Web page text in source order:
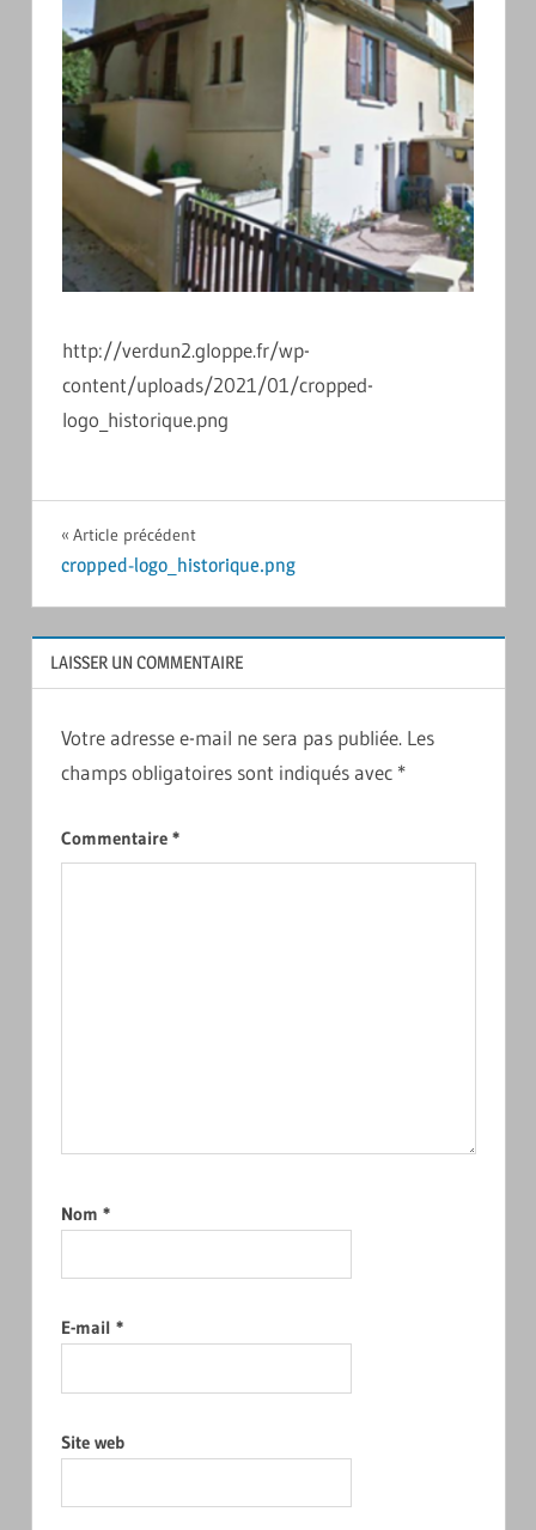
http://verdun2.gloppe.fr/wp-
content/uploads/2021/01/cropped-
logo_historique.png
Navigation
de
l’article
Article précédent
cropped-logo_historique.png
LAISSER UN COMMENTAIRE
Votre adresse e-mail ne sera pas publiée. Les
champs obligatoires sont indiqués avec *
Commentaire *
Nom *
E-mail *
Site web